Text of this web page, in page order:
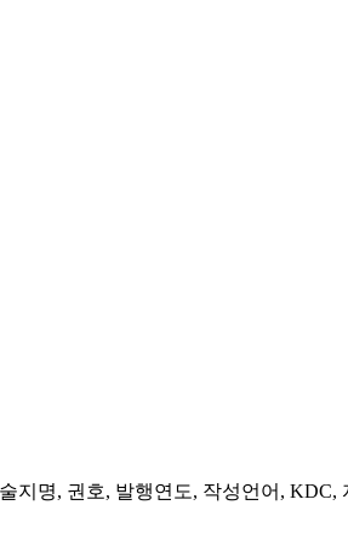
지명, 권호, 발행연도, 작성언어, KDC,